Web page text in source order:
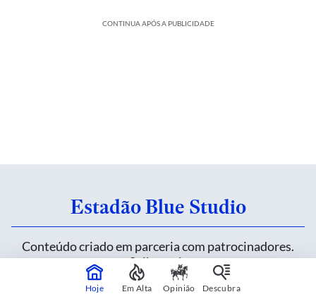
CONTINUA APÓS A PUBLICIDADE
Estadão Blue Studio
Conteúdo criado em parceria com patrocinadores.
Saiba mais
Hoje Em Alta Opinião Descubra